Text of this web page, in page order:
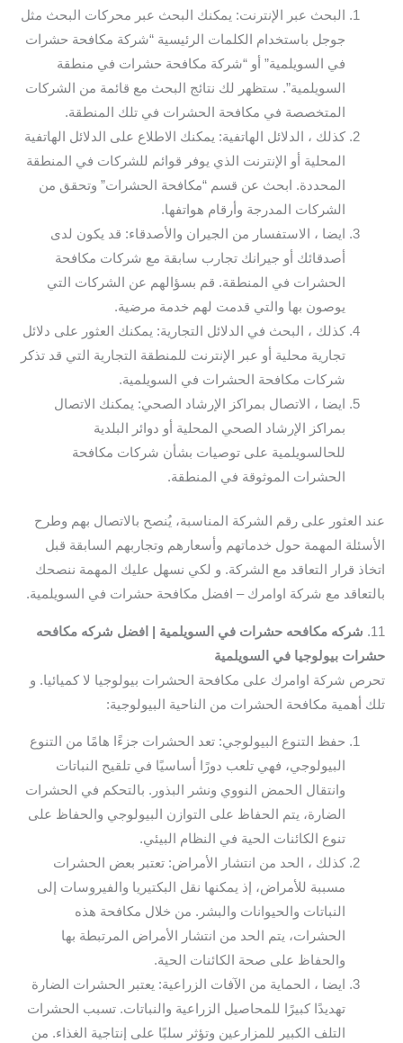
البحث عبر الإنترنت: يمكنك البحث عبر محركات البحث مثل
جوجل باستخدام الكلمات الرئيسية “شركة مكافحة حشرات
في السويلمية” أو “شركة مكافحة حشرات في منطقة
السويلمية”. ستظهر لك نتائج البحث مع قائمة من الشركات
المتخصصة في مكافحة الحشرات في تلك المنطقة.
كذلك ، الدلائل الهاتفية: يمكنك الاطلاع على الدلائل الهاتفية
المحلية أو الإنترنت الذي يوفر قوائم للشركات في المنطقة
المحددة. ابحث عن قسم “مكافحة الحشرات” وتحقق من
الشركات المدرجة وأرقام هواتفها.
ايضا ، الاستفسار من الجيران والأصدقاء: قد يكون لدى
أصدقائك أو جيرانك تجارب سابقة مع شركات مكافحة
الحشرات في المنطقة. قم بسؤالهم عن الشركات التي
يوصون بها والتي قدمت لهم خدمة مرضية.
كذلك ، البحث في الدلائل التجارية: يمكنك العثور على دلائل
تجارية محلية أو عبر الإنترنت للمنطقة التجارية التي قد تذكر
شركات مكافحة الحشرات في السويلمية.
ايضا ، الاتصال بمراكز الإرشاد الصحي: يمكنك الاتصال
بمراكز الإرشاد الصحي المحلية أو دوائر البلدية
للحالسويلمية على توصيات بشأن شركات مكافحة
الحشرات الموثوقة في المنطقة.
عند العثور على رقم الشركة المناسبة، يُنصح بالاتصال بهم وطرح
الأسئلة المهمة حول خدماتهم وأسعارهم وتجاربهم السابقة قبل
اتخاذ قرار التعاقد مع الشركة. و لكي نسهل عليك المهمة ننصحك
بالتعاقد مع شركة اوامرك – افضل مكافحة حشرات في السويلمية.
11.
شركه مكافحه حشرات في السويلمية | افضل شركه مكافحه
حشرات بيولوجيا في السويلمية
تحرص شركة اوامرك على مكافحة الحشرات بيولوجيا لا كميائيا. و
تلك أهمية مكافحة الحشرات من الناحية البيولوجية:
حفظ التنوع البيولوجي: تعد الحشرات جزءًا هامًا من التنوع
البيولوجي، فهي تلعب دورًا أساسيًا في تلقيح النباتات
وانتقال الحمض النووي ونشر البذور. بالتحكم في الحشرات
الضارة، يتم الحفاظ على التوازن البيولوجي والحفاظ على
تنوع الكائنات الحية في النظام البيئي.
كذلك ، الحد من انتشار الأمراض: تعتبر بعض الحشرات
مسببة للأمراض، إذ يمكنها نقل البكتيريا والفيروسات إلى
النباتات والحيوانات والبشر. من خلال مكافحة هذه
الحشرات، يتم الحد من انتشار الأمراض المرتبطة بها
والحفاظ على صحة الكائنات الحية.
ايضا ، الحماية من الآفات الزراعية: يعتبر الحشرات الضارة
تهديدًا كبيرًا للمحاصيل الزراعية والنباتات. تسبب الحشرات
التلف الكبير للمزارعين وتؤثر سلبًا على إنتاجية الغذاء. من